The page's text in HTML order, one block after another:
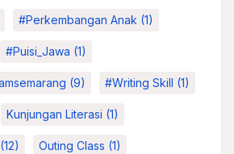
#Perkembangan Anak (1)
#Puisi_Jawa (1)
(9) #Writing Skill (1)
Kunjungan Literasi (1)
(12) Outing Class (1)